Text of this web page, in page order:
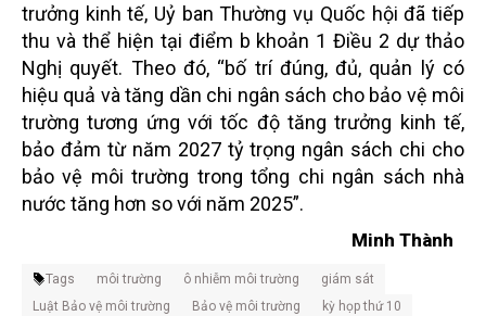
trưởng kinh tế, Uỷ ban Thường vụ Quốc hội đã tiếp
thu và thể hiện tại điểm b khoản 1 Điều 2 dự thảo
Nghị quyết. Theo đó, “bố trí đúng, đủ, quản lý có
hiệu quả và tăng dần chi ngân sách cho bảo vệ môi
trường tương ứng với tốc độ tăng trưởng kinh tế,
bảo đảm từ năm 2027 tỷ trọng ngân sách chi cho
bảo vệ môi trường trong tổng chi ngân sách nhà
nước tăng hơn so với năm 2025”.
Minh Thành
Tags môi trường ô nhiễm môi trường
giám sát
Luật Bảo vệ môi trường
Bảo vệ môi trường kỳ họp thứ 10